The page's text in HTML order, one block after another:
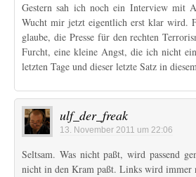
Gestern sah ich noch ein Interview mit
Wucht mir jetzt eigentlich erst klar wird.
glaube, die Presse für den rechten
Furcht, eine kleine Angst, die ich nicht
letzten Tage und dieser letzte Satz in
ulf_der_freak
13. November 2011 um 22:06
Seltsam. Was nicht paßt, wird passend
nicht in den Kram paßt. Links wird immer